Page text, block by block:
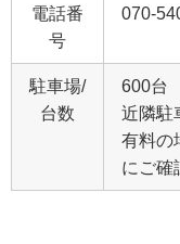
電話番
号
070-
駐車場/
台数
600台
近隣駐
有料の
にご確